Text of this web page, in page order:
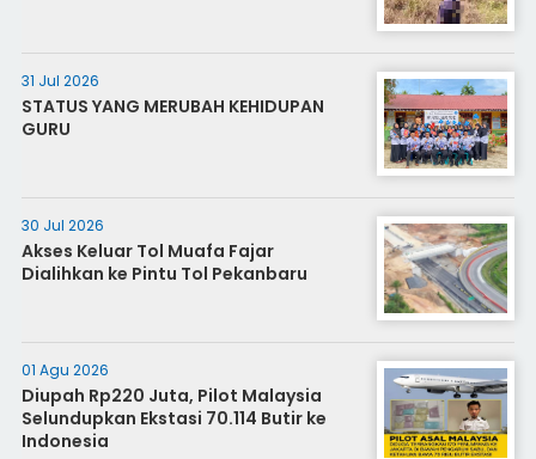
31 Jul 2026
STATUS YANG MERUBAH KEHIDUPAN
GURU
30 Jul 2026
Akses Keluar Tol Muafa Fajar
Dialihkan ke Pintu Tol Pekanbaru
01 Agu 2026
Diupah Rp220 Juta, Pilot Malaysia
Selundupkan Ekstasi 70.114 Butir ke
Indonesia